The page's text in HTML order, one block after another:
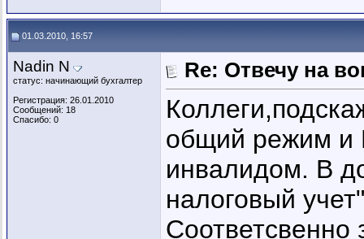
01.03.2010, 16:57
Nadin N
статус: начинающий бухгалтер
Регистрация: 26.01.2010
Сообщений: 18
Спасибо: 0
Re: Отвечу на
общий режим и
инвалидом. В
налоговый
Соответсвенно